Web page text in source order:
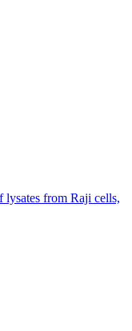
from Raji cells,